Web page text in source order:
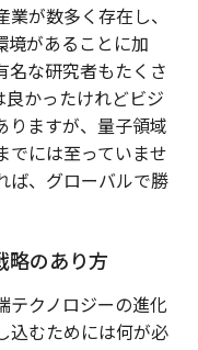
が数多く存在し、
境があることに加
名な研究者もたくさ
かったけれどビジ
りますが、量子領域
でには至っていませ
ば、グローバルで勝
略のあり方
クノロジーの進化
込むためには何が必